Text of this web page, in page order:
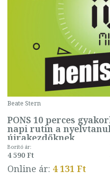
Beate Stern
PONS 10 perces
napi rutin a
újrakezdőknek
Borító ár:
4 590 Ft
Online ár: 4 131 Ft